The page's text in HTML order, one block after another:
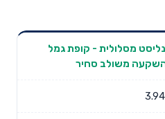
תשואה
שנתית 5
דמי ניהול
מסלולית - קופת גמל
משולב סחיר